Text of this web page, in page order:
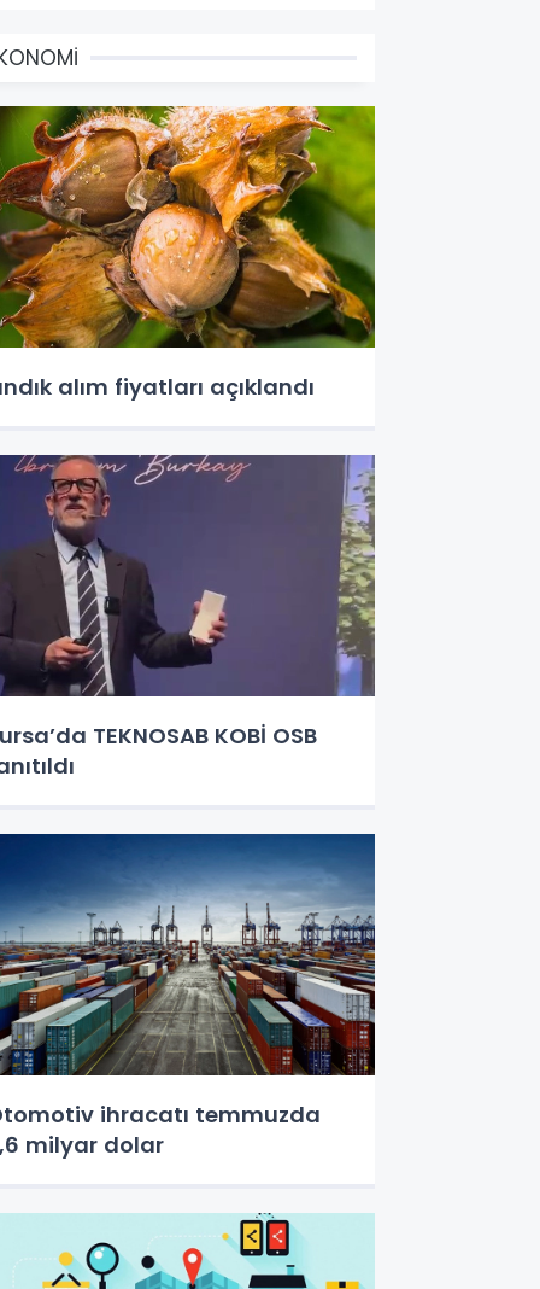
alım fiyatları açıklandı
TEKNOSAB KOBİ OSB
ihracatı temmuzda
milyar dolar